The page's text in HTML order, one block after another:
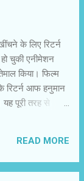
के लिए रिटर्न
चुकी एनीमेशन
किया। फिल्म
रिटर्न आफ हनुमान
यह पूरी तरह से
पूंछ के भी दिखाया
घालमेल बच्चों को
READ MORE